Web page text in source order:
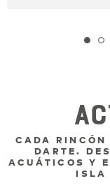
CADA RINCÓN
DARTE.
ACUÁTICOS Y
ISLA